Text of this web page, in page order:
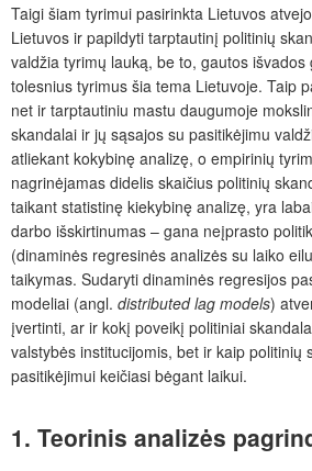
Taigi šiam tyrimui pasirinkta Lietuvos
Lietuvos ir papildyti tarptautinį politinių
valdžia tyrimų lauką, be to, gautos
tolesnius tyrimus šia tema Lietuvoje. Taip
net ir tarptautiniu mastu daugumoje
skandalai ir jų sąsajos su pasitikėjimu
atliekant kokybinę analizę, o empirinių
nagrinėjamas didelis skaičius politinių
taikant statistinę kiekybinę analizę, yra
darbo išskirtinumas – gana neįprasto
(dinaminės regresinės analizės su laiko
taikymas. Sudaryti dinaminės regresijos
modeliai (angl. distributed lag models)
įvertinti, ar ir kokį poveikį politiniai
valstybės institucijomis, bet ir kaip politinių
pasitikėjimui keičiasi bėgant laikui.
1. Teorinis analizės